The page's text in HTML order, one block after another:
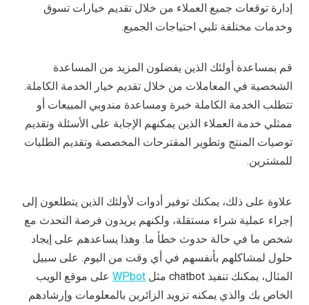
إدارة توقعات جميع العملاء من خلال تقديم خيارات تسوق
وخدمات مختلفة تلبي احتياجات الجميع.
قم بمساعدة أولئك الذين يفضلون المزيد من المساعدة
الشخصية في المعاملات من خلال تقديم خيار الخدمة الكاملة.
تتطلب الخدمة الكاملة خبرة ومساعدة مندوبي المبيعات أو
ممثلي خدمة العملاء الذين يمكنهم الإجابة على الأسئلة وتقديم
توصيات المنتج وتطوير المقترحات المخصصة وتقديم الطلبات
للمشترين.
علاوة على ذلك، يمكنك توفير أدوات لأولئك الذين يتطلعون إلى
إجراء عملية شراء مستقلة، ولكنهم يريدون فرصة التحدث مع
شخص ما في حالة حدوث خطأ ما. وهذا يساعدهم على إيجاد
حلول لمشاكلهم بأنفسهم في أي وقت من اليوم. على سبيل
المثال، يمكنك تنفيذ chatbot مثل
WPbot على موقع الويب
الخاص بك والذي يمكنه تزويد الزائرين بالمعلومات وإرشادهم